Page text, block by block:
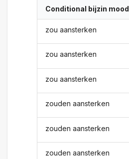
Conditional bijzin mood
zou aansterken
zou aansterken
zou aansterken
zouden aansterken
zouden aansterken
zouden aansterken